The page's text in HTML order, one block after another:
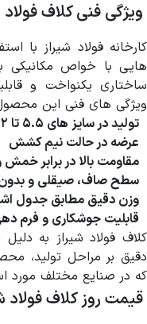
ویژگی فنی کلاف فولاد
هایی با خواص مکانیکی
ساختاری یکنواخت و
ویژگی های فنی این
تولید در سایز های ۵.۵ تا ۱۲ میلی متر
عرضه در حالت نیم کشش
مقاومت بالا در برابر
سطح صاف، صیقلی و بدون
وزن دقیق مطابق جدول
قابلیت جوشکاری و فرم
کلاف فولاد شیراز به
دقیق بر مراحل تولید،
که در صنایع مختلف مورد
قیمت روز کلاف فولاد